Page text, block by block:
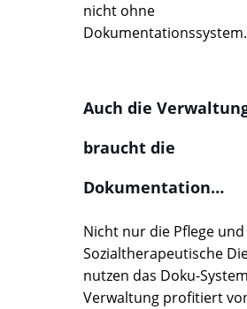
nicht ohne
Dokumentationssystem.
Auch die
braucht die
Dokumentation…
Nicht nur die Pflege
Sozialtherapeutische
nutzen das Doku-
Verwaltung profitiert